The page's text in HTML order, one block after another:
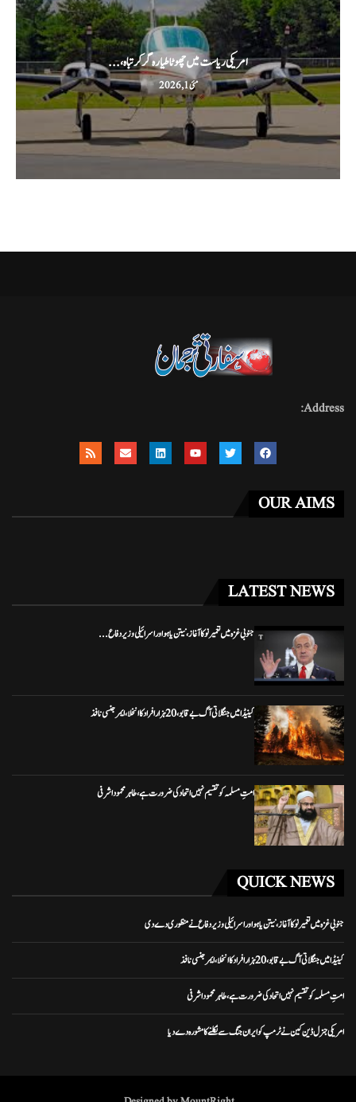
امریکی ریاست میں چھوٹا طیارہ گر کر تباہ،...
مئی 1, 2026
Address:
OUR AIMS
LATEST NEWS
جنوبی غزہ میں تعمیر نو کا آغاز، نیتن یاہو اور اسرائیلی وزیر دفاع...
کینیڈا میں جنگلاتی آگ بے قابو، 20 ہزار افراد کا انخلا، ایمرجنسی نافذ
امتِ مسلمہ کو تقسیم نہیں اتحاد کی ضرورت ہے، طاہر محمود اشرفی
QUICK NEWS
جنوبی غزہ میں تعمیر نو کا آغاز، نیتن یاہو اور اسرائیلی وزیر دفاع نے منظوری دے دی
کینیڈا میں جنگلاتی آگ بے قابو، 20 ہزار افراد کا انخلا، ایمرجنسی نافذ
امتِ مسلمہ کو تقسیم نہیں اتحاد کی ضرورت ہے، طاہر محمود اشرفی
امریکی جنرل ڈین کین نے ٹرمپ کو ایران جنگ سے نکلنے کا مشورہ دے دیا